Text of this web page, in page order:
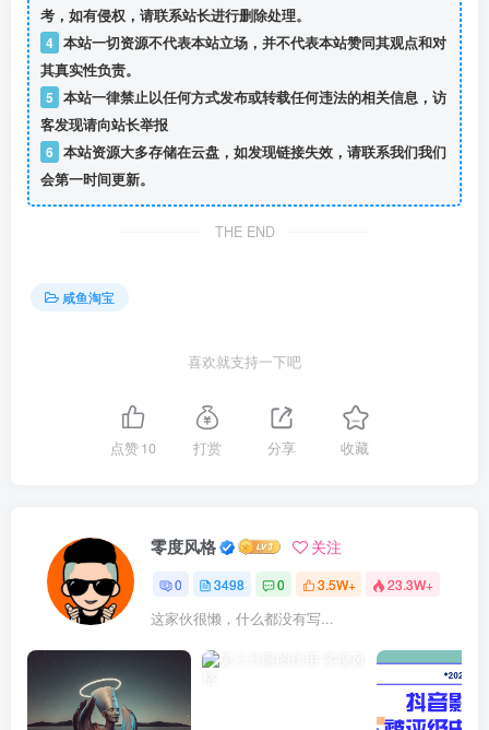
考，如有侵权，请联系站长进行删除处理。
4 本站一切资源不代表本站立场，并不代表本站赞同其观点和对
其真实性负责。
5 本站一律禁止以任何方式发布或转载任何违法的相关信息，访
客发现请向站长举报
6 本站资源大多存储在云盘，如发现链接失效，请联系我们我们
会第一时间更新。
THE END
咸鱼淘宝
喜欢就支持一下吧
点赞10 打赏 分享 收藏
零度风格 关注
0 3498 0 3.5W+ 23.3W+
这家伙很懒，什么都没有写...